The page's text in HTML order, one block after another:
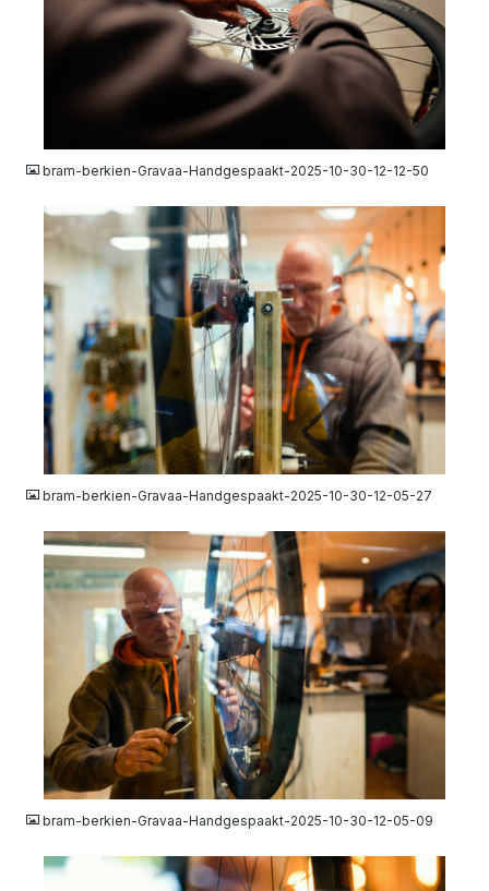
bram-berkien-Gravaa-Handgespaakt-2025-10-30-12-12-50
JPG
bram-berkien-Gravaa-Handgespaakt-2025-10-30-12-05-27
JPG
bram-berkien-Gravaa-Handgespaakt-2025-10-30-12-05-09